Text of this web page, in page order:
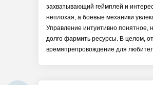
захватывающий геймплей и
неплохая, а боевые механики
Управление интуитивно понятное,
долго фармить ресурсы. В целом,
времяпрепровождение для